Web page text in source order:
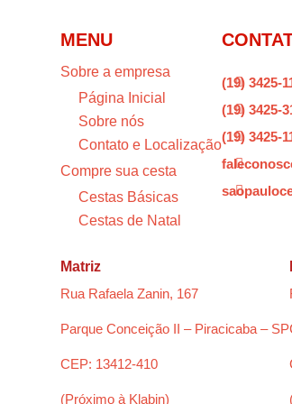
MENU
Sobre a empresa
Página Inicial
Sobre nós
Contato e Localização
Compre sua cesta
Cestas Básicas
Cestas de Natal

(19) 3425-

(19) 3425-

(19) 3425-


Matriz
Rua Rafaela Zanin, 167
Parque Conceição II – Piracicaba – SP
CEP: 13412-410
(Próximo à Klabin)